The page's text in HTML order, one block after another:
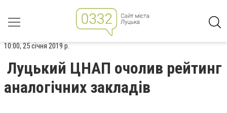
10:00, 25 січня 2019 р.
Луцький ЦНАП очолив рейтинг
аналогічних закладів